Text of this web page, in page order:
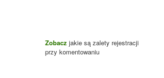
Zobacz jakie są zalety rejestracji
przy komentowaniu